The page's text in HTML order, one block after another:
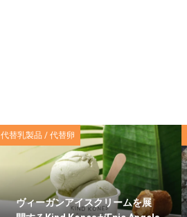
代替乳製品 / 代替卵
ヴィーガンアイスクリームを展